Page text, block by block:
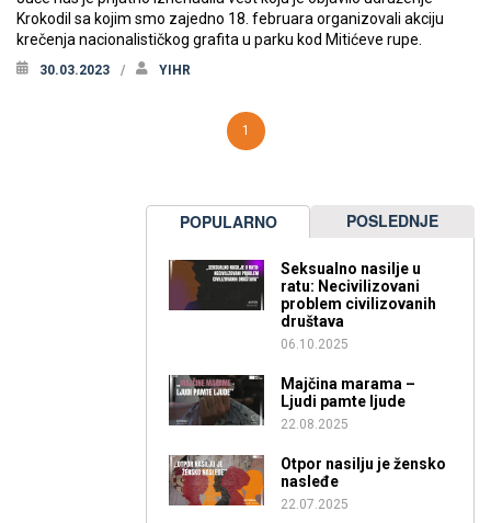
Krokodil sa kojim smo zajedno 18. februara organizovali akciju
krečenja nacionalističkog grafita u parku kod Mitićeve rupe.
30.03.2023 YIHR
1
POPULARNO POSLEDNJE
Seksualno nasilje u
ratu: Necivilizovani
problem civilizovanih
društava
06.10.2025
Majčina marama –
Ljudi pamte ljude
22.08.2025
Otpor nasilju je žensko
nasleđe
22.07.2025